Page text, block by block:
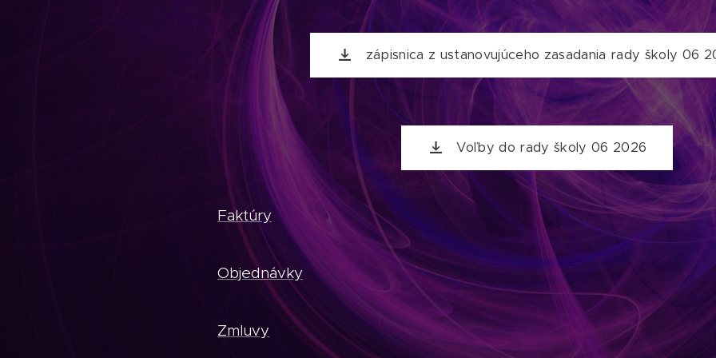
zápisnica z ustanovujúceho zasadania rady školy 06
Voľby do rady školy 06 2026
Faktúry
Objednávky
Zmluvy